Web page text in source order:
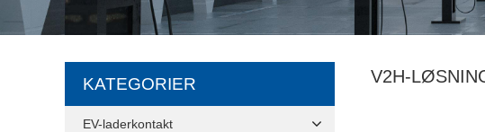
KATEGORIER
EV-laderkontakt
V2H-